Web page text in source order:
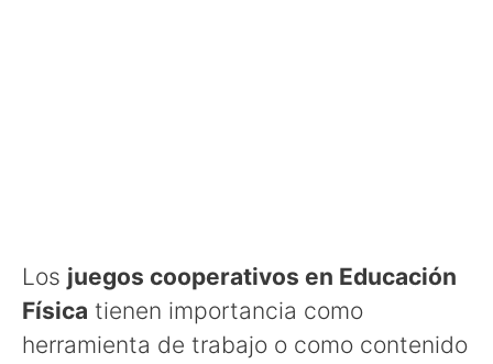
Los juegos cooperativos en Educación
Física tienen importancia como
herramienta de trabajo o como contenido